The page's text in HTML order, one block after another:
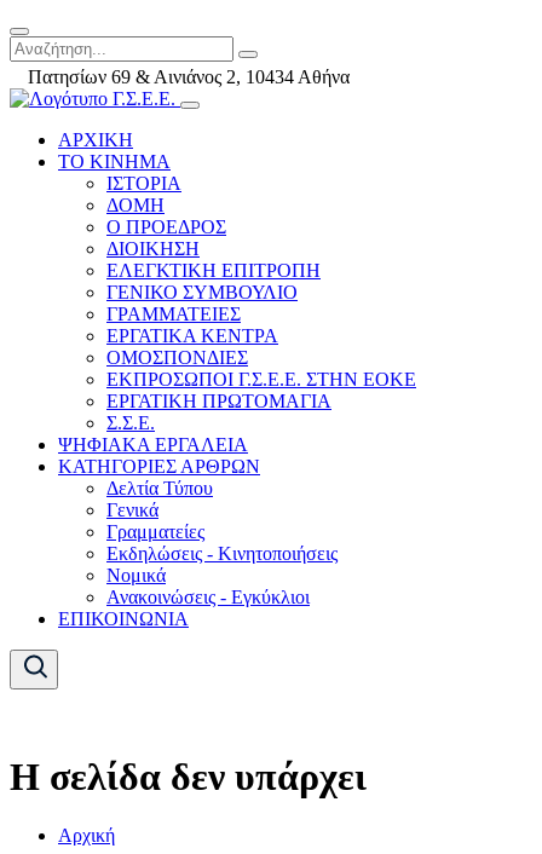
Πατησίων 69 & Αινιάνος 2, 10434 Αθήνα
ΑΡΧΙΚΗ
ΤΟ ΚΙΝΗΜΑ
ΙΣΤΟΡΙΑ
ΔΟΜΗ
Ο ΠΡΟΕΔΡΟΣ
ΔΙΟΙΚΗΣΗ
ΕΛΕΓΚΤΙΚΗ ΕΠΙΤΡΟΠΗ
ΓΕΝΙΚΟ ΣΥΜΒΟΥΛΙΟ
ΓΡΑΜΜΑΤΕΙΕΣ
ΕΡΓΑΤΙΚΑ ΚΕΝΤΡΑ
ΟΜΟΣΠΟΝΔΙΕΣ
ΕΚΠΡΟΣΩΠΟΙ Γ.Σ.Ε.Ε. ΣΤΗΝ ΕΟΚΕ
ΕΡΓΑΤΙΚΗ ΠΡΩΤΟΜΑΓΙΑ
Σ.Σ.Ε.
ΨΗΦΙΑΚΑ ΕΡΓΑΛΕΙΑ
ΚΑΤΗΓΟΡΙΕΣ ΑΡΘΡΩΝ
Δελτία Τύπου
Γενικά
Γραμματείες
Εκδηλώσεις - Κινητοποιήσεις
Νομικά
Ανακοινώσεις - Εγκύκλιοι
ΕΠΙΚΟΙΝΩΝΙΑ
Η σελίδα δεν υπάρχει
Αρχική